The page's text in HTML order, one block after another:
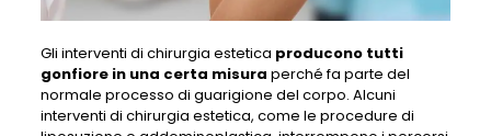
Gli interventi di chirurgia estetica producono tutti
gonfiore in una certa misura perché fa parte del
normale processo di guarigione del corpo. Alcuni
interventi di chirurgia estetica, come le procedure di